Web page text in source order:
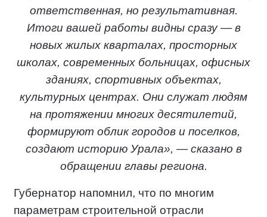
ответственная, но результативная.
Итоги вашей работы видны сразу — в
новых жилых кварталах, просторных
школах, современных больницах, офисных
зданиях, спортивных объектах,
культурных центрах. Они служат людям
на протяжении многих десятилетий,
формируют облик городов и поселков,
создают историю Урала», — сказано в
обращении главы региона.
Губернатор напомнил, что по многим
параметрам строительной отрасли